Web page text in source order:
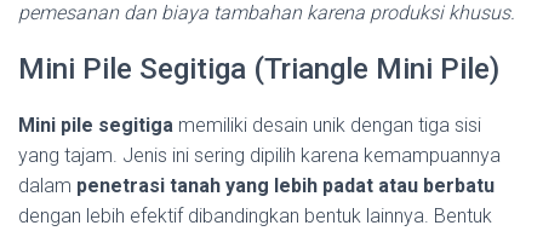
pemesanan dan biaya tambahan karena produksi khusus.
Mini Pile Segitiga (Triangle Mini Pile)
Mini pile segitiga memiliki desain unik dengan tiga sisi
yang tajam. Jenis ini sering dipilih karena kemampuannya
dalam penetrasi tanah yang lebih padat atau berbatu
dengan lebih efektif dibandingkan bentuk lainnya. Bentuk